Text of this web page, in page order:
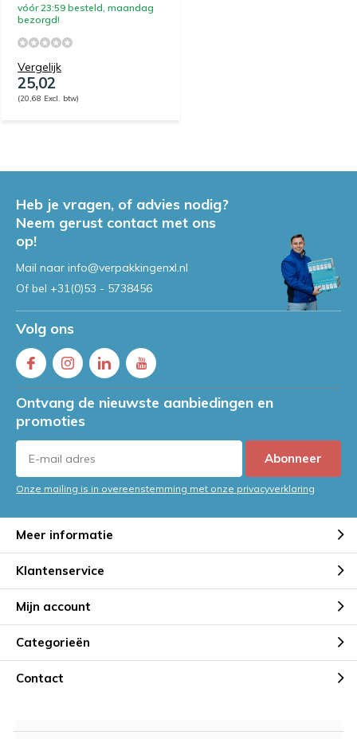
vóór 23:59 besteld, maandag
bezorgd!
Vergelijk
25,02
(20,68 Excl. btw)
Heb je vragen, of advies nodig?
Neem gerust contact met ons
op!
Mail naar info@verpakkingenxl.nl
Of bel +31(0)53 - 5738456
Volg ons
Ontvang de nieuwste aanbiedingen en
promoties
Abonneer
Onze mailing is in overeenstemming met onze privacyverklaring
Meer informatie
Klantenservice
Mijn account
Categorieën
Contact